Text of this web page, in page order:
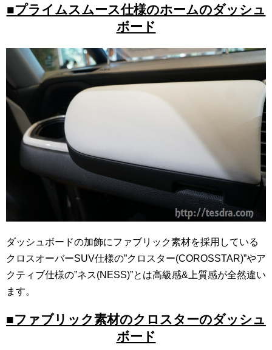
■プライムスムース仕様のホームのダッシュ
ボード
ダッシュボードの加飾にファブリック素材を採用している
クロスオーバーSUV仕様の”クロスター(COROSSTAR)”やア
クティブ仕様の”ネス(NESS)”とは高級感&上質感が全然違い
ます。
■ファブリック素材のクロスターのダッシュ
ボード